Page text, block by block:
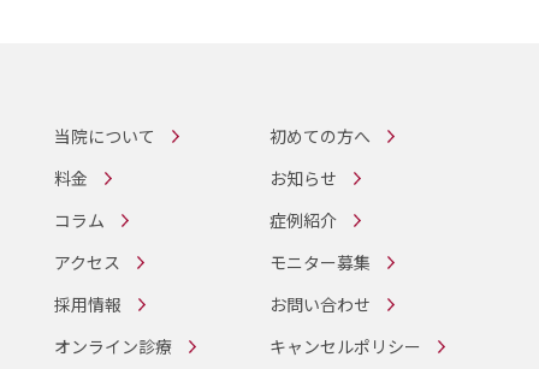
当院について
初めての方へ
料金
お知らせ
コラム
症例紹介
アクセス
モニター募集
採用情報
お問い合わせ
オンライン診療
キャンセルポリシー